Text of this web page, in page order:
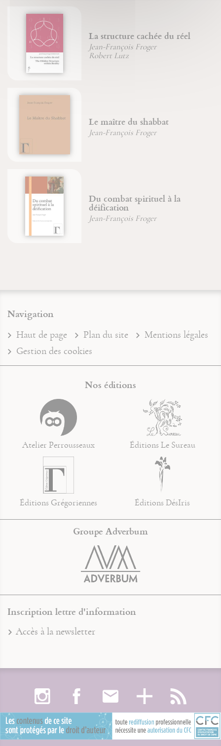
La structure cachée du réel
Jean-François Froger
Robert Lutz
Le maître du shabbat
Jean-François Froger
Du combat spirituel à la
déification
Jean-François Froger
Navigation
Haut de page Plan du site
Mentions légales
Gestion des cookies
Nos éditions
Atelier Perrousseaux Éditions Le Sureau
Éditions Grégoriennes Éditions DésIris
Groupe Adverbum
Inscription lettre d'information
Accès à la newsletter